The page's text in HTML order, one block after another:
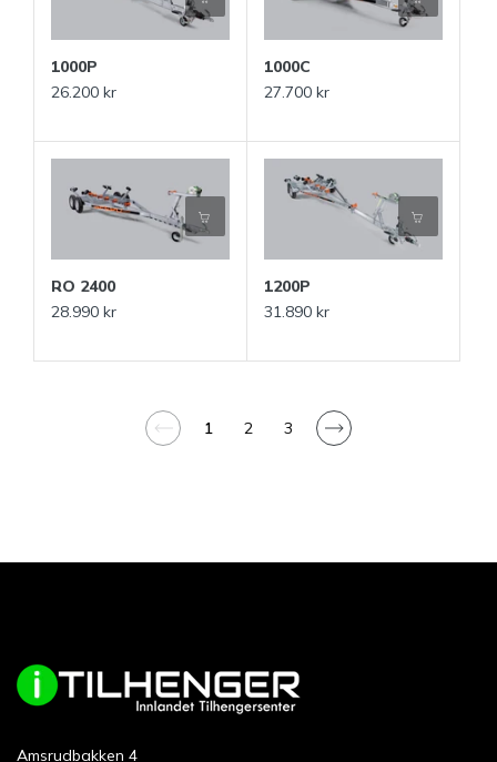
1000P
26.200 kr
1000C
27.700 kr
RO 2400
28.990 kr
1200P
31.890 kr
1 2 3
Amsrudbakken 4